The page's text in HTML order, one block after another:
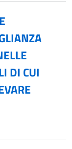
DI CUI